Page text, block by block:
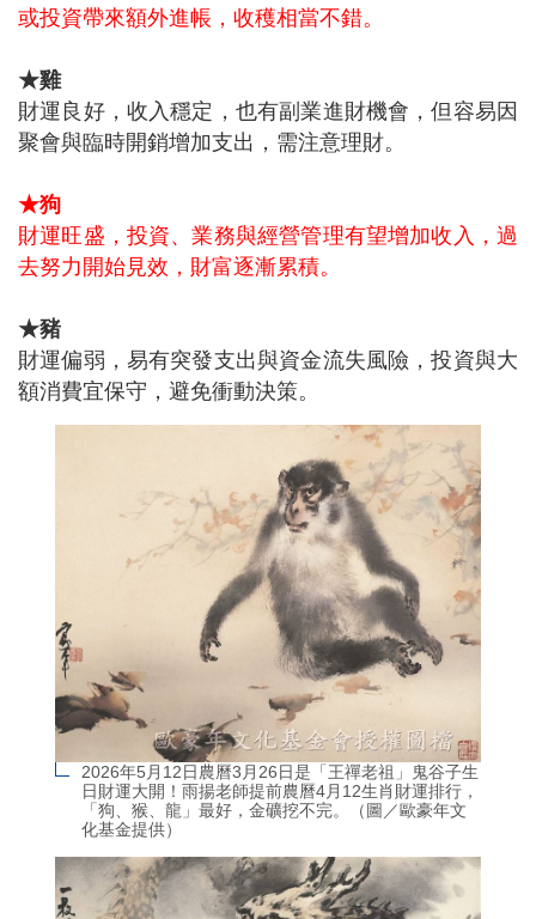
或投資帶來額外進帳，收穫相當不錯。
★雞
財運良好，收入穩定，也有副業進財機會，但容易因
聚會與臨時開銷增加支出，需注意理財。
★狗
財運旺盛，投資、業務與經營管理有望增加收入，過
去努力開始見效，財富逐漸累積。
★豬
財運偏弱，易有突發支出與資金流失風險，投資與大
額消費宜保守，避免衝動決策。
2026年5月12日農曆3月26日是「王禪老祖」鬼谷子生
日財運大開！雨揚老師提前農曆4月12生肖財運排行，
「狗、猴、龍」最好，金礦挖不完。（圖／歐豪年文
化基金提供）